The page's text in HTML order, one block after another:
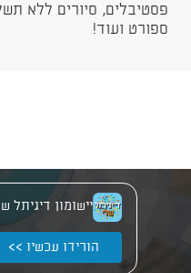
פסטיבלים, סיורים ללא
ספורט ועוד!
יישומון דיגיתל
הורידו עכשיו >>